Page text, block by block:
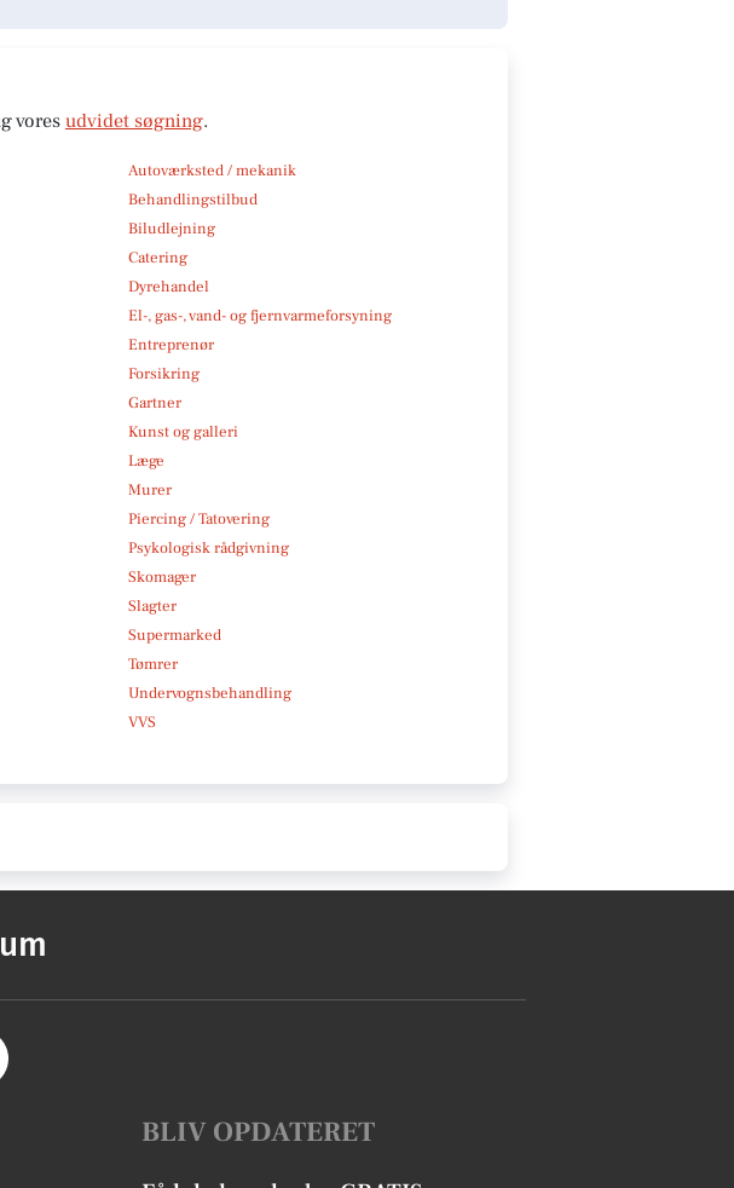
vores udvidet søgning.
Autoværksted / mekanik
Behandlingstilbud
Biludlejning
Catering
Dyrehandel
El-, gas-, vand- og fjernvarmeforsyning
Entreprenør
Forsikring
Gartner
Kunst og galleri
Læge
Murer
Piercing / Tatovering
Psykologisk rådgivning
Skomager
Slagter
Supermarked
Tømrer
Undervognsbehandling
VVS
BLIV OPDATERET